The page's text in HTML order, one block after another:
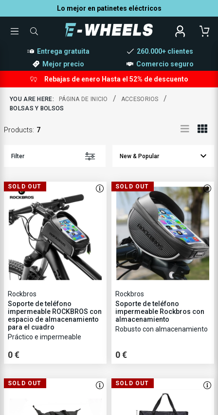
Lo mejor en patinetes eléctricos
TOGGLEWHAT
HELP
FIND?
Entrega gratuita
260.000+ clientes
Mejor precio
Comercio seguro
Rebajas de enero Hasta el 52% de descuento
YOU ARE HERE: PÁGINA DE INICIO / ACCESORIOS /
BOLSAS Y BOLSOS
Products: 7
Filter
SOLD OUT
Rockbros
Soporte de teléfono
impermeable ROCKBROS con
espacio de almacenamiento
para el cuadro
Práctico e impermeable
0 €
SOLD OUT
Rockbros
Soporte de teléfono
impermeable Rockbros con
almacenamiento
Robusto con almacenamiento
0 €
SOLD OUT SOLD OUT